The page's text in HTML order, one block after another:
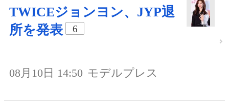
TWICEジョンヨン、JYP退
所を発表
6
08月10日 14:50 モデルプレス